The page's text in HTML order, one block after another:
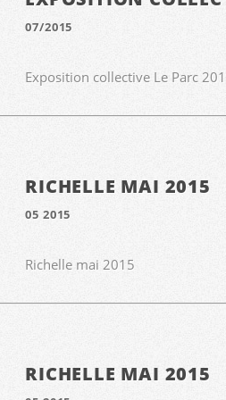
07/2015
Exposition collective Le Parc
RICHELLE MAI 2015
05 2015
Richelle mai 2015
RICHELLE MAI 2015